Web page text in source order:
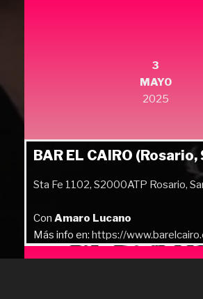
3
MAYO
2025
BAR EL CAIRO (Rosario,
Sta Fe 1102, S2000ATP Rosario,
Con Amaro Lucano
Más info en: https://